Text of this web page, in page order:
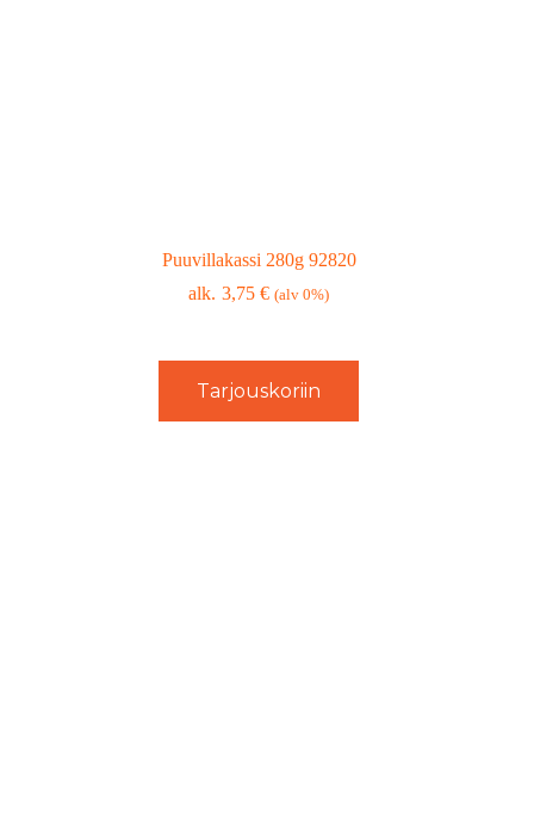
Puuvillakassi 280g 92820
3,75€ (alv 0%)
Tarjouskoriin